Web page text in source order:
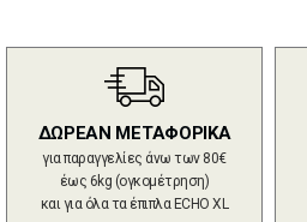
ΔΩΡΕΑΝ ΜΕΤΑΦΟΡΙΚΑ
για παραγγελίες άνω των 80€
έως 6kg (ογκομέτρηση)
και για όλα τα έπιπλα ECHO XL